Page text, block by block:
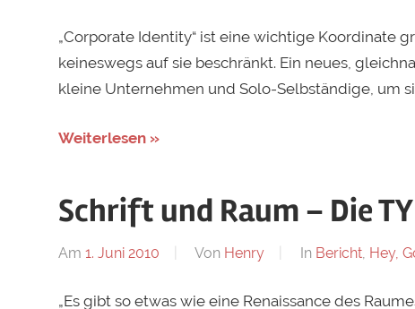
„Corporate Identity“ ist eine wichtige Koordinate
keineswegs auf sie beschränkt. Ein neues,
kleine Unternehmen und Solo-Selbständige, um
Weiterlesen »
Schrift und Raum – Die
Am 1. Juni 2010 Von Henry In Bericht, Hey,
„Es gibt so etwas wie eine Renaissance des